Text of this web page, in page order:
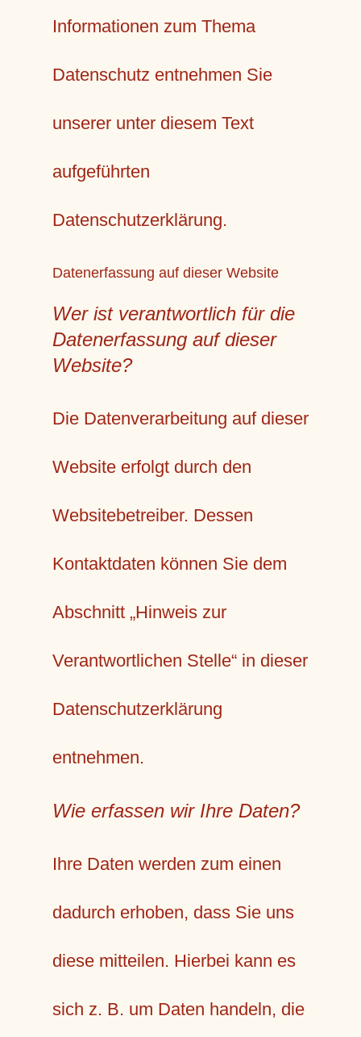
Informationen zum Thema
Datenschutz entnehmen Sie
unserer unter diesem Text
aufgeführten
Datenschutzerklärung.
Datenerfassung auf dieser Website
Wer ist verantwortlich für die
Datenerfassung auf dieser
Website?
Die Datenverarbeitung auf dieser
Website erfolgt durch den
Websitebetreiber. Dessen
Kontaktdaten können Sie dem
Abschnitt „Hinweis zur
Verantwortlichen Stelle“ in dieser
Datenschutzerklärung
entnehmen.
Wie erfassen wir Ihre Daten?
Ihre Daten werden zum einen
dadurch erhoben, dass Sie uns
diese mitteilen. Hierbei kann es
sich z. B. um Daten handeln, die